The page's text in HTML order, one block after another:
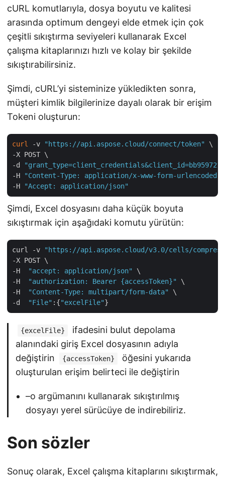
cURL komutlarıyla, dosya boyutu ve kalitesi
arasında optimum dengeyi elde etmek için çok
çeşitli sıkıştırma seviyeleri kullanarak Excel
çalışma kitaplarınızı hızlı ve kolay bir şekilde
sıkıştırabilirsiniz.
Şimdi, cURL’yi sisteminize yükledikten sonra,
müşteri kimlik bilgilerinize dayalı olarak bir erişim
Tokeni oluşturun:
curl -v "https://api.aspose.cloud/connect/token"
\
-X POST \
-d
"grant_type=client_credentials&client_id=bb959721-
-H
"Content-Type: application/x-www-form-urlencoded"
-H
"Accept: application/json"
Şimdi, Excel dosyasını daha küçük boyuta
sıkıştırmak için aşağıdaki komutu yürütün:
curl -v
"https://api.aspose.cloud/v3.0/cells/
-X POST \
-H
"accept: application/json"
\
-H
"authorization: Bearer {accessToken}"
\
-H
"Content-Type: multipart/form-data"
\
-d
"File" :{"excelFile"
{excelFile}
ifadesini bulut depolama
alanındaki giriş Excel dosyasının adıyla
değiştirin
{accessToken}
öğesini yukarıda
oluşturulan erişim belirteci ile değiştirin
–o argümanını kullanarak sıkıştırılmış
dosyayı yerel sürücüye de indirebiliriz.
Son sözler
Sonuç olarak, Excel çalışma kitaplarını sıkıştırmak,